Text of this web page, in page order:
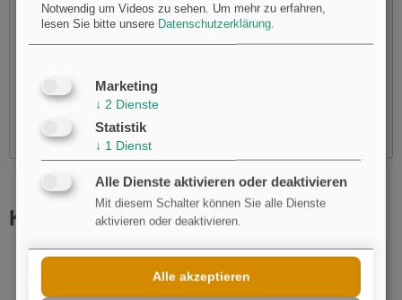
Möchten Sie vonYoutubebereitgestellte externe Inhalte
Kommentar schreiben
Name
E-Mail
Notwendig um Videos zu sehen. Um mehr zu erfahren,
lesen Sie bitte unsere Datenschutzerklärung.
Marketing
↓ 2 Dienste
Statistik
↓ 1 Dienst
Alle Dienste aktivieren oder deaktivieren
Mit diesem Schalter können Sie alle Dienste
aktivieren oder deaktivieren.
Alle akzeptieren